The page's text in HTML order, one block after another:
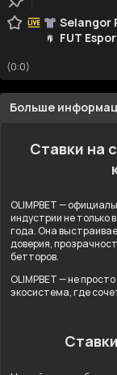
Selangor
FUT
(0:0)
Больше
Ставки на
OLIMPBET —
индустрии не только
года. Она
доверия,
бетторов.
OLIMPBET — не
экосистема, где